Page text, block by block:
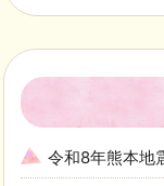
令和8年熊本地